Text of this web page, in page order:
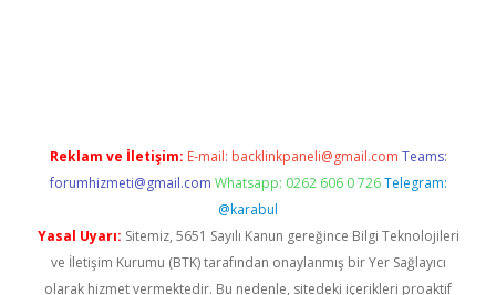
Reklam ve İletişim: E-mail: backlinkpaneli@gmail.com Teams:
forumhizmeti@gmail.com Whatsapp: 0262 606 0 726 Telegram:
@karabul
Yasal Uyarı: Sitemiz, 5651 Sayılı Kanun gereğince Bilgi Teknolojileri
ve İletişim Kurumu (BTK) tarafından onaylanmış bir Yer Sağlayıcı
olarak hizmet vermektedir. Bu nedenle, sitedeki içerikleri proaktif